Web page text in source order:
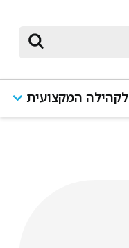
לקהילה המקצועית